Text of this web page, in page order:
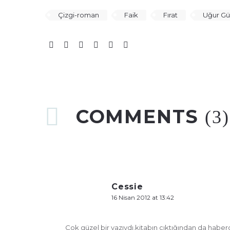
Çizgi-roman Faik Fırat Uğur
COMMENTS (3)
Cessie
16 Nisan 2012 at 13:42
Çok güzel bir yazıydı,kitabın çıktığından da